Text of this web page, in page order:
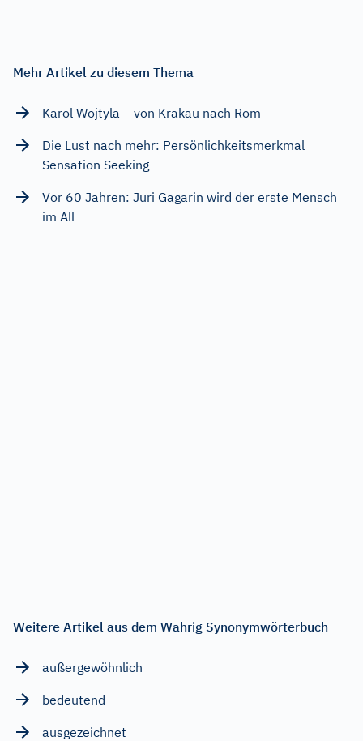
Mehr Artikel zu diesem Thema
Karol Wojtyla – von Krakau nach Rom
Die Lust nach mehr: Persönlichkeitsmerkmal
Sensation Seeking
Vor 60 Jahren: Juri Gagarin wird der erste Mensch
im All
Weitere Artikel aus dem Wahrig Synonymwörterbuch
außergewöhnlich
bedeutend
ausgezeichnet